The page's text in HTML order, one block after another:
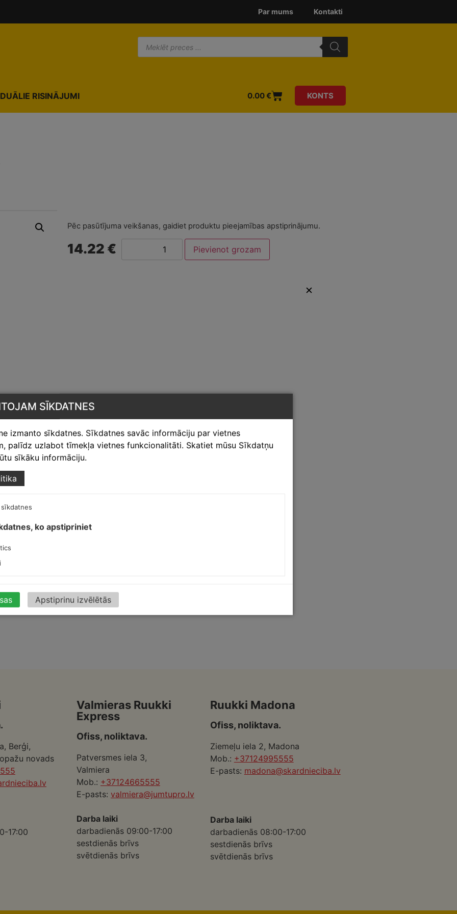
Par mums Kontakti
RISINĀJUMI 0.00€ KONTS
Pēc pasūtījuma veikšanas, gaidiet produktu pieejamības apstiprinājumu.
14.22 € Pievienot grozam
Berģi,
novads
17:00
Valmieras Ruukki
Express
Ofiss, noliktava.
Patversmes iela 3,
Valmiera
Mob.: +37124665555
E-pasts: valmiera@jumtupro.lv
Darba laiki
darbadienās 09:00-17:00
sestdienās brīvs
svētdienās brīvs
Ruukki Madona
Ofiss, noliktava.
Ziemeļu iela 2, Madona
Mob.: +37124995555
E-pasts: madona@skardnieciba.lv
Darba laiki
darbadienās 08:00-17:00
sestdienās brīvs
svētdienās brīvs
✕
SĪKDATNES
izmanto sīkdatnes. Sīkdatnes savāc informāciju par vietnes
palīdz uzlabot tīmekļa vietnes funkcionalitāti. Skatiet mūsu Sīkdatņu
sīkāku informāciju.
ko apstipriniet
Apstiprinu izvēlētās